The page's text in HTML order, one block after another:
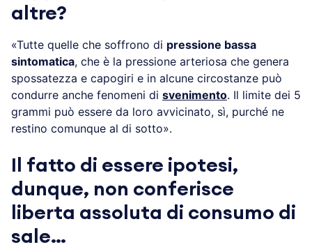
altre?
«Tutte quelle che soffrono di pressione bassa
sintomatica, che è la pressione arteriosa che genera
spossatezza e capogiri e in alcune circostanze può
condurre anche fenomeni di svenimento. Il limite dei 5
grammi può essere da loro avvicinato, sì, purché ne
restino comunque al di sotto».
Il fatto di essere ipotesi,
dunque, non conferisce
liberta assoluta di consumo di
sale…